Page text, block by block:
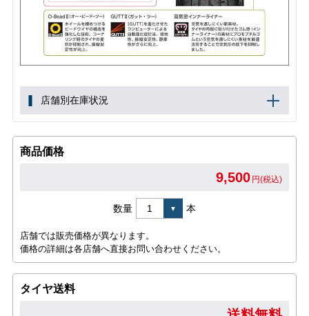
店舗別在庫状況
商品価格
9,500 円(税込)
数量 本
店舗では販売価格が異なります。
価格の詳細は各店舗へ直接お問い合わせください。
タイヤ送料